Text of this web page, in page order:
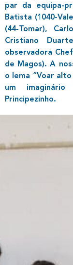
par da equipa-
Batista (1040-
(44-Tomar),
Cristiano
observadora
de Magos). A
o lema “Voar
um
Principezinho.